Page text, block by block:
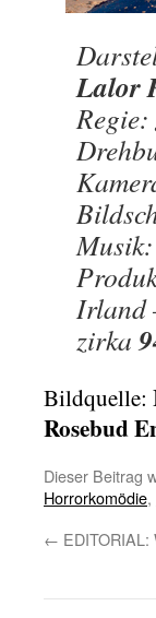
Lalor
Regie:
Musik:
Irland
zirka
Bildquelle:
Rosebud
Dieser Beitrag
Horrorkomödie,
←